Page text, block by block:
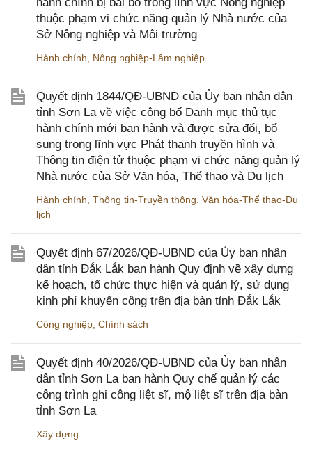
thuộc phạm vi chức năng quản lý Nhà nước của
Sở Nông nghiệp và Môi trường
Hành chính, Nông nghiệp-Lâm nghiệp
Quyết định 1844/QĐ-UBND của Ủy ban nhân dân
tỉnh Sơn La về việc công bố Danh mục thủ tục
hành chính mới ban hành và được sửa đổi, bổ
sung trong lĩnh vực Phát thanh truyền hình và
Thông tin điện tử thuộc phạm vi chức năng quản lý
Nhà nước của Sở Văn hóa, Thể thao và Du lịch
Hành chính, Thông tin-Truyền thông, Văn hóa-Thể thao-Du
lịch
Quyết định 67/2026/QĐ-UBND của Ủy ban nhân
dân tỉnh Đắk Lắk ban hành Quy định về xây dựng
kế hoạch, tổ chức thực hiện và quản lý, sử dụng
kinh phí khuyến công trên địa bàn tỉnh Đắk Lắk
Công nghiệp, Chính sách
Quyết định 40/2026/QĐ-UBND của Ủy ban nhân
dân tỉnh Sơn La ban hành Quy chế quản lý các
công trình ghi công liệt sĩ, mộ liệt sĩ trên địa bàn
tỉnh Sơn La
Xây dựng